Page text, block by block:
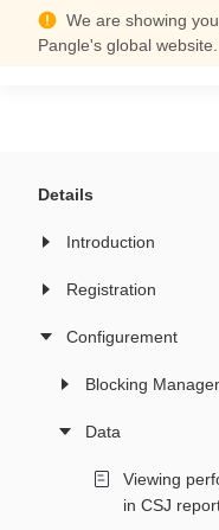
We are showing
Pangle's global website.
Details
Introduction
Registration
Configurement
Blocking
Data
Viewing
in CSJ